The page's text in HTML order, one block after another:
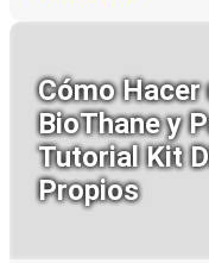
Cómo Hacer
BioThane y
Tutorial Kit
Propios